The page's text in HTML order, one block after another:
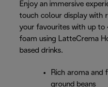
Enjoy an immersive
touch colour display with
your favourites with up to
foam using LatteCrema
based drinks.
Rich aroma
ground beans